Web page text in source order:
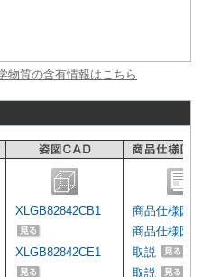
物質の含有情報はこちら
XLGB82842CB1
XLGB82842CE1
商品仕様図
商品仕様図
取説
取説